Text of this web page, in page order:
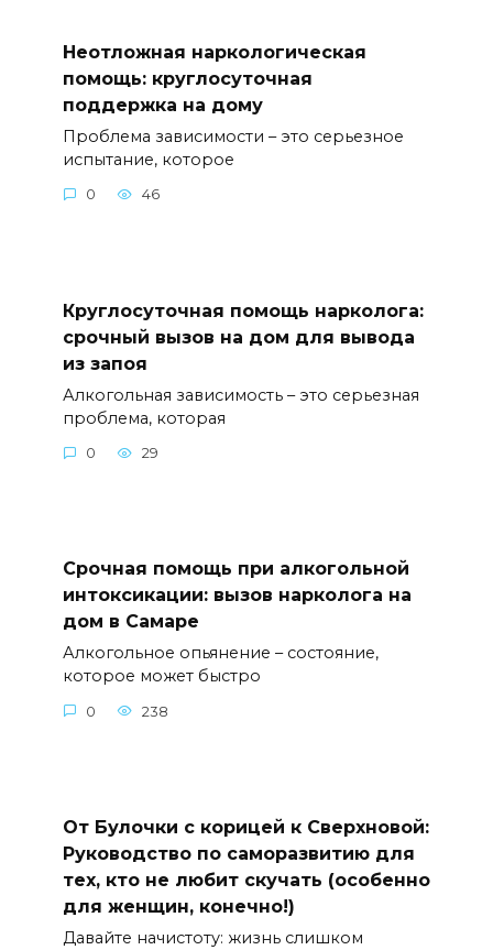
Неотложная наркологическая
помощь: круглосуточная
поддержка на дому
Проблема зависимости – это серьезное
испытание, которое
0 46
Круглосуточная помощь нарколога:
срочный вызов на дом для вывода
из запоя
Алкогольная зависимость – это серьезная
проблема, которая
0 29
Срочная помощь при алкогольной
интоксикации: вызов нарколога на
дом в Самаре
Алкогольное опьянение – состояние,
которое может быстро
0 238
От Булочки с корицей к Сверхновой:
Руководство по саморазвитию для
тех, кто не любит скучать (особенно
для женщин, конечно!)
Давайте начистоту: жизнь слишком